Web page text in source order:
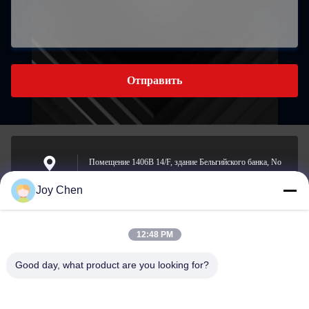
Отправить
Помещение 1406B 14/F, здание Бельгийского банка, No
Электронная
почта
Joy Chen
12:48 PM
Good day, what product are you looking for?